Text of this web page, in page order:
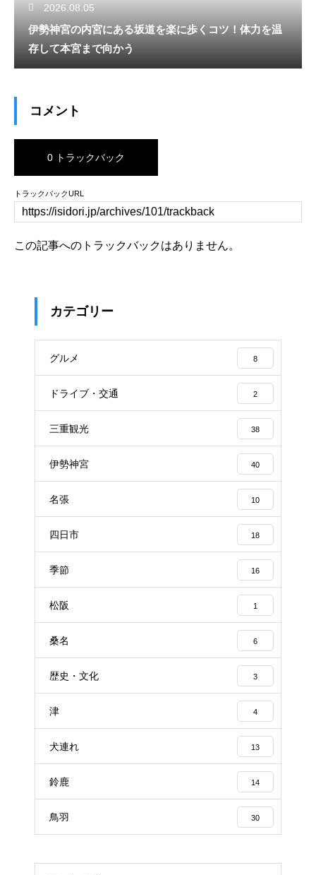
2026.08.05
伊勢神宮の内宮にある坂道を楽に歩くコツ！体力を温
存して本宮まで向かう
コメント
0 トラックバック
トラックバックURL
この記事へのトラックバックはありません。
カテゴリー
グルメ 8
ドライブ・交通 2
三重観光 38
伊勢神宮 40
名張 10
四日市 18
季節 16
松阪 1
桑名 6
歴史・文化 3
津 4
犬連れ 13
鈴鹿 14
鳥羽 30